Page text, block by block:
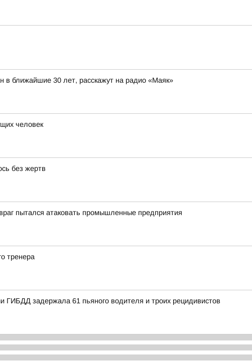
в ближайшие 30 лет, расскажут на радио «Маяк»
человек
без жертв
пытался атаковать промышленные предприятия
тренера
ГИБДД задержала 61 пьяного водителя и троих рецидивистов